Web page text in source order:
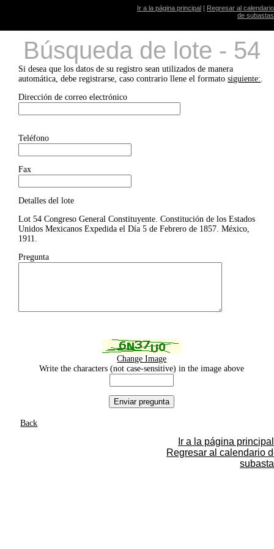
Ir a la página principal | Regresar al calendario
de subastas
Búsqueda de lote - 54
Si desea que los datos de su registro sean utilizados de manera
automática, debe registrarse, caso contrario llene el formatosiguiente:.
Dirección de correo electrónico
Teléfono
Fax
Detalles del lote
Lot 54 Congreso General Constituyente. Constitución de los Estados
Unidos Mexicanos Expedida el Día 5 de Febrero de 1857. México,
1911.
Pregunta
Change Image
Write the characters (not case-sensitive) in the image above
Back
Ir a la página principal
Regresar al calendario